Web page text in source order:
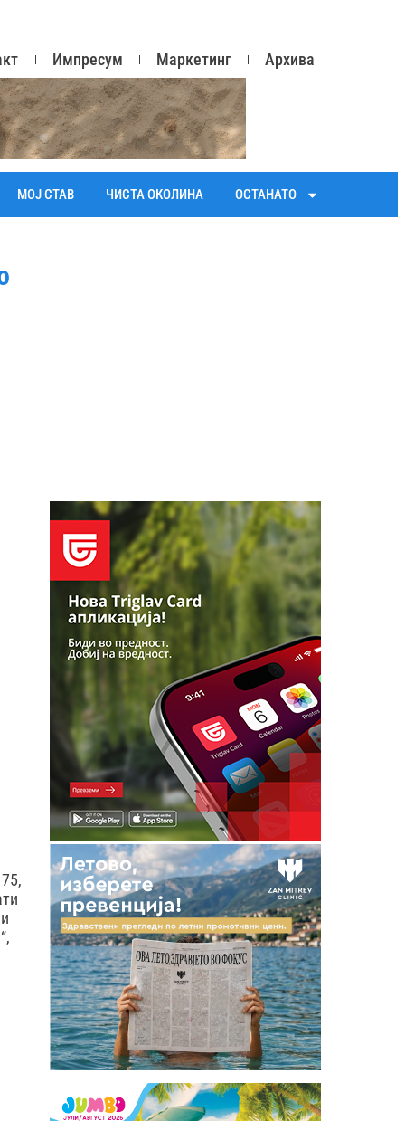
Импресум Маркетинг Архива
МОЈ СТАВ ЧИСТА ОКОЛИНА ОСТАНАТО